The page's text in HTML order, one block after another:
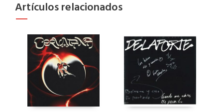
Artículos relacionados